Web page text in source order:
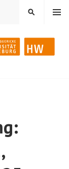
MENÜ
SUCHEN